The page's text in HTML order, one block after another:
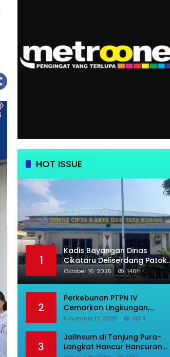
HOT ISSUE
1
Kadis Bayangan Dinas
Cikataru Deliserdang Patok
Biaya Klik PBG Luarbiasa
Besar, Bupati Dipermalukan
Oktober 16, 2025 1461
2
Perkebunan PTPN IV
Cemarkan Lingkungan,
Tumpukan Sampah Busuk
Areal Rumah Karyawan.
November 17, 2025 1354
3
Jalinsum di Tanjung Pura-
Langkat Hancur Hancuran